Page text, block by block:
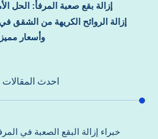
إزالة بقع صعبة المرفأ: الحل
إزالة الروائح الكريهة من الشقق
وأسعار
احدث المقالات
خبراء إزالة البقع الصعبة في